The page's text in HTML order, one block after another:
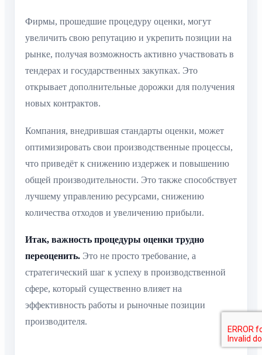
Фирмы, прошедшие процедуру оценки, могут
увеличить свою репутацию и укрепить позиции на
рынке, получая возможность активно участвовать в
тендерах и государственных закупках. Это
открывает дополнительные дорожки для получения
новых контрактов.
Компания, внедрившая стандарты оценки, может
оптимизировать свои производственные процессы,
что приведёт к снижению издержек и повышению
общей производительности. Это также способствует
лучшему управлению ресурсами, снижению
количества отходов и увеличению прибыли.
Итак, важность процедуры оценки трудно
переоценить. Это не просто требование, а
стратегический шаг к успеху в производственной
сфере, который существенно влияет на
эффективность работы и рыночные позиции
производителя.